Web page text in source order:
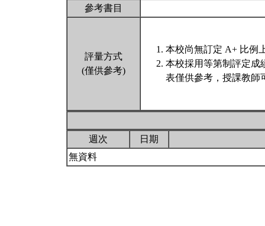
參考書目
評量方式
(僅供參考)
本校尚無訂定 A+ 比例
本校採用等第制評定成
表僅供參考，授課教師
週次
日期
無資料